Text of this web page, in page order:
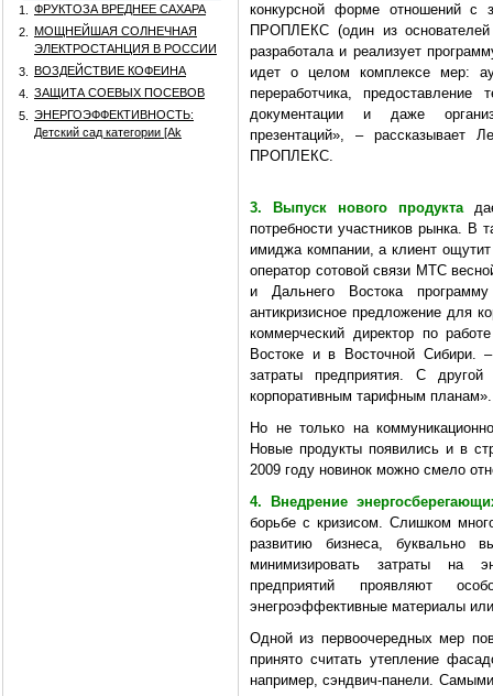
1.
ФРУКТОЗА ВРЕДНЕЕ САХАРА
2.
МОЩНЕЙШАЯ СОЛНЕЧНАЯ
ЭЛЕКТРОСТАНЦИЯ В РОССИИ
3.
ВОЗДЕЙСТВИЕ КОФЕИНА
4.
ЗАЩИТА СОЕВЫХ ПОСЕВОВ
5.
ЭНЕРГОЭФФЕКТИВНОСТЬ:
Детский сад категории [Аk
конкурсной форме отношений с
ПРОПЛЕКС (один из
разработала и реализует
идет о целом комплексе мер:
переработчика,
документации и даже
презентаций», – рассказывает
ПРОПЛЕКС.
3. Выпуск нового продукта
потребности участников рынка. В
имиджа компании, а клиент ощутит
оператор сотовой связи МТС
и Дальнего Востока
антикризисное предложение для
коммерческий директор по
Востоке и в Восточной Сибири.
затраты предприятия. С
корпоративным тарифным планам».
Но не только на
Новые продукты появились и в
2009 году новинок можно смело
4. Внедрение
борьбе с кризисом. Слишком
развитию бизнеса, буквально
минимизировать затраты на
предприятий проявляют
энегроэффективные материалы
Одной из первоочередных мер
принято считать утепление
например, сэндвич-панели.